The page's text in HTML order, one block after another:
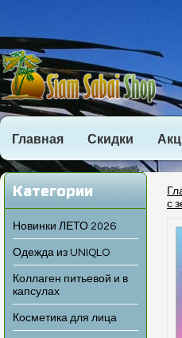
Главная Скидки
Категории
Новинки ЛЕТО 2026
Одежда из UNIQLO
Коллаген питьевой и в
капсулах
Косметика для лица
с